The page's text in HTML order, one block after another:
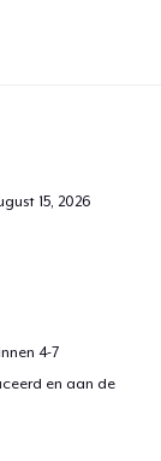
15, 2026
4-7
en aan de